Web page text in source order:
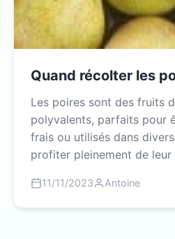
Quand récolter les
Les poires sont des fruits
polyvalents, parfaits pour
frais ou utilisés dans
profiter pleinement de
11/11/2023 Antoine